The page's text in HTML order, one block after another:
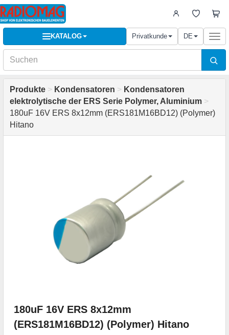
KATALOG Privatkunde DE
Produkte > Kondensatoren > Kondensatoren
elektrolytische der ERS Serie Polymer, Aluminium >
180uF 16V ERS 8x12mm (ERS181M16BD12) (Polymer)
Hitano
180uF 16V ERS 8x12mm
(ERS181M16BD12) (Polymer) Hitano